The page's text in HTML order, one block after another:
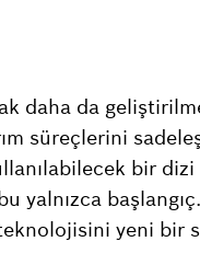
daha da
süreçlerini
bir
yalnızca
yeni bir